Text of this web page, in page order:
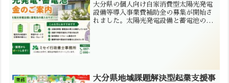
大分県の個人向け自家消費型太陽光発電
設備等導入事業費補助金の募集が開始さ
れました。太陽光発電設備と蓄電池の導
業務
大分県地域課題解決型起業支援事